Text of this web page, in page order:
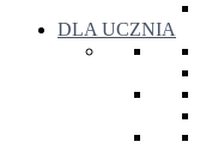
DLA UCZNIA